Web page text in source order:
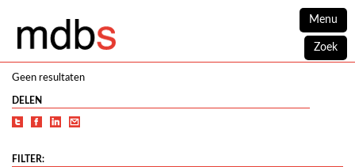
Menu
Zoek
Geen resultaten
DELEN
FILTER: